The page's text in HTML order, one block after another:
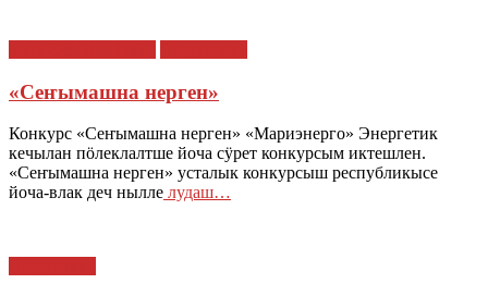
«Сеҥымашна нерген»
Конкурс «Сеҥымашна нерген» «Мариэнерго» Энергетик
кечылан пӧлеклалтше йоча сӱрет конкурсым иктешлен.
«Сеҥымашна нерген» усталык конкурсыш республикысе
йоча-влак деч нылле лудаш…